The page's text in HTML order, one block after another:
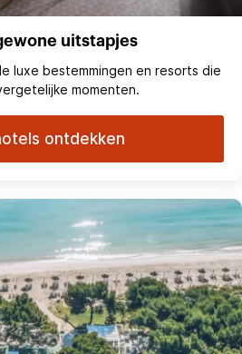
uitstapjes
luxe bestemmingen en resorts die
momenten.
ontdekken